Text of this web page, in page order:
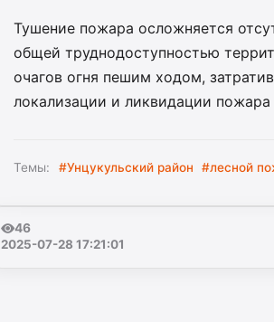
Тушение пожара осложняется
общей труднодоступностью
очагов огня пешим ходом,
локализации и ликвидации
Темы: #Унцукульский район #лесной
46
2025-07-28 17:21:01